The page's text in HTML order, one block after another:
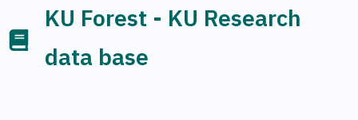
KU Forest - KU Research
data base